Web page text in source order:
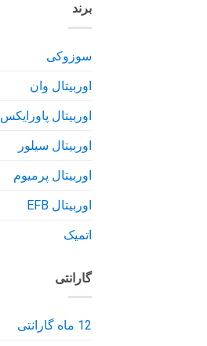
برند
سوزوکی
اوربیتال وان
اوربیتال پاورایکس
اوربیتال سیلور
اوربیتال پرمیوم
اوربیتال EFB
اتمیک
گارانتی
12 ماه گارانتی